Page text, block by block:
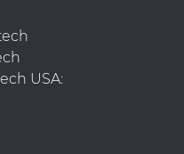
USA: